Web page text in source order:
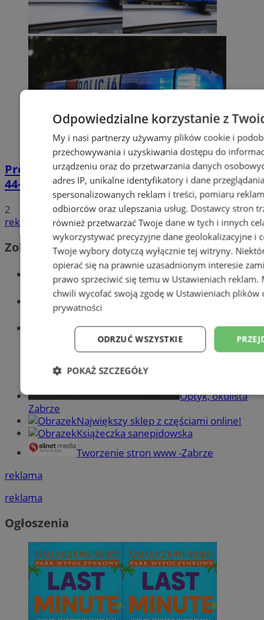
Prowadził BMW mimo sądowego zakazu.
44-latek zatrzymany na DTŚ
2
reklama
Zobacz również
Wiadomości kryminalne w Zabrzu
Wiadomości lokalne
Wiadomości sportowe
Optyk, okulista
Zabrze
Największy sklep z częściami online!
Książeczka sanepidowska
Tworzenie stron www -Zabrze
reklama
reklama
Ogłoszenia
Odpowiedzialne korzystanie z
My i nasi partnerzy używamy plików cookie i
przechowywania i uzyskiwania dostępu do
urządzeniu oraz do przetwarzania danych
adres IP, unikalne identyfikatory i dane
spersonalizowanych reklam i treści, pomiaru
odbiorców oraz ulepszania usług. Dostawcy stron
również przetwarzać Twoje dane w tych i innych
wykorzystywać precyzyjne dane geolokalizacyjne i
Twoje wybory dotyczą wyłącznie tej witryny.
opierać się na prawnie uzasadnionym interesie
prawo sprzeciwić się temu w Ustawieniach reklam.
chwili wycofać swoją zgodę w Ustawieniach plików
prywatności
ODRZUĆ WSZYSTKIE
POKAŻ SZCZEGÓŁY
Niezbędne Wydajność
Niezbędne
Niezbędne pliki cookie umożliwiają korzystanie z podstawowych
takich jak logowanie użytkownika i zarządzanie kontem. Bez
można prawidłowo korzystać ze strony internetowej.
Nazwa
Provider
Domena
SessID
zabrze.com.pl